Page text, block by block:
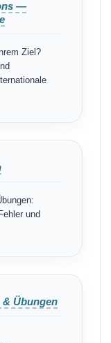
—
Ziel?
und
Übungen